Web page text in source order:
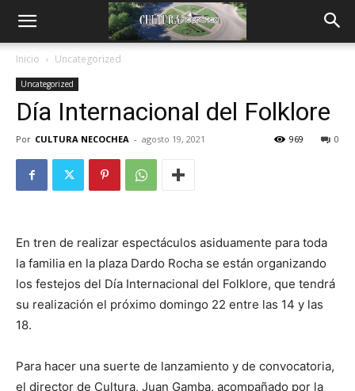
Inicio Uncategorized
Uncategorized
Día Internacional del Folklore
Por CULTURA NECOCHEA - agosto 19, 2021 0
969
En tren de realizar espectáculos asiduamente para toda
la familia en la plaza Dardo Rocha se están organizando
los festejos del Día Internacional del Folklore, que tendrá
su realización el próximo domingo 22 entre las 14 y las
18.
Para hacer una suerte de lanzamiento y de convocatoria,
el director de Cultura, Juan Gamba, acompañado por la